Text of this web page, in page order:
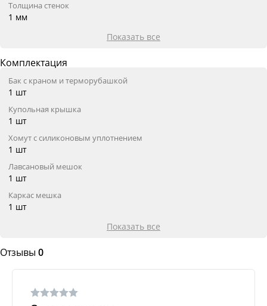
Толщина стенок
1 мм
Показать все
Комплектация
Бак с краном и терморубашкой
1 шт
Купольная крышка
1 шт
Хомут с силиконовым уплотнением
1 шт
Лавсановый мешок
1 шт
Каркас мешка
1 шт
Показать все
Отзывы 0